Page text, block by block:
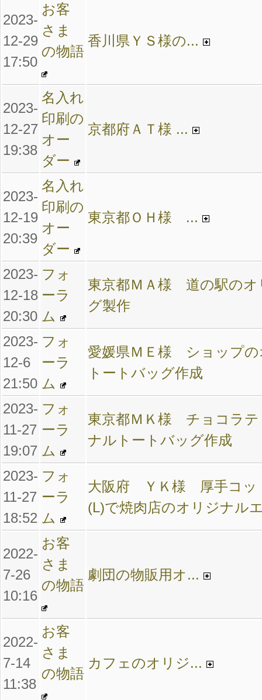
2023-
12-29
17:50
お客
さま
の物語
香川県ＹＳ様の...
2023-
12-27
19:38
名入れ
印刷の
オー
ダー
京都府ＡＴ様 ...
2023-
12-19
20:39
名入れ
印刷の
オー
ダー
東京都ＯＨ様 ...
2023-
12-18
20:30
フォ
ーラ
ム
東京都ＭＡ様 道の駅のオ
グ製作
2023-
12-6
21:50
フォ
ーラ
ム
愛媛県ＭＥ様 ショップの
トートバッグ作成
2023-
11-27
19:07
フォ
ーラ
ム
東京都ＭＫ様 チョコラテ
ナルトートバッグ作成
2023-
11-27
18:52
フォ
ーラ
ム
大阪府 ＹＫ様 厚手コッ
(L)で焼肉店のオリジナル
2022-
7-26
10:16
お客
さま
の物語
劇団の物販用オ...
2022-
7-14
11:38
お客
さま
の物語
カフェのオリジ...